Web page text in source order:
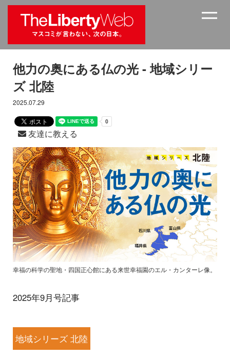
他力の奥にある仏の光 - 地域シリー
ズ 北陸
2025.07.29
友達に教える
幸福の科学の聖地・四国正心館にある来世幸福園のエル・カンターレ像。
2025年9月号記事
地域シリーズ 北陸